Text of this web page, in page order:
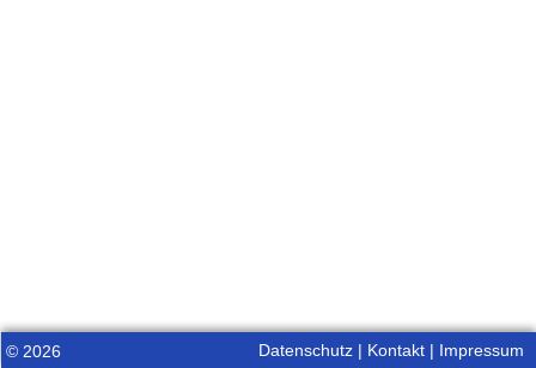
© 2026 Datenschutz Kontakt Impressum